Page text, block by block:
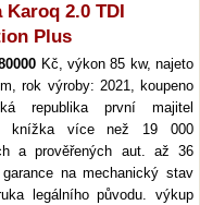
Karoq 2.0 TDI
Plus
Kč, výkon 85 kw, najeto
rok výroby: 2021, koupeno
republika první majitel
knížka více než 19 000
a prověřených aut. až 36
na mechanický stav
legálního původu. výkup